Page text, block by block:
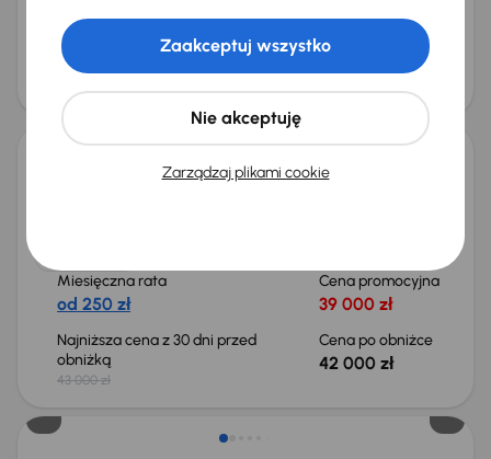
Najniższa cena z 30 dni przed
obniżką
57 500 zł
Cena po obniżce
56 500 zł
Taniej o 1 000 zł
Miesięczna rata
od 250 zł
Cena promocyjna
39 000 zł
Najniższa cena z 30 dni przed
obniżką
43 000 zł
Cena po obniżce
42 000 zł
Taniej o 1 500 zł
Zarządzaj plikami cookie
Nie akceptuję
Zaakceptuj wszystko